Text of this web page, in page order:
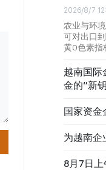
2026/8/7
农业与环
可对出口
黄O色素指
越南国际
金的“新
国家资金
为越南企
8月7日